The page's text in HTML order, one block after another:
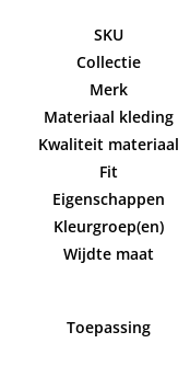
SKU
Collectie
Merk
Materiaal kleding
Kwaliteit materiaal
Fit
Eigenschappen
Kleurgroep(en)
Wijdte maat
Toepassing